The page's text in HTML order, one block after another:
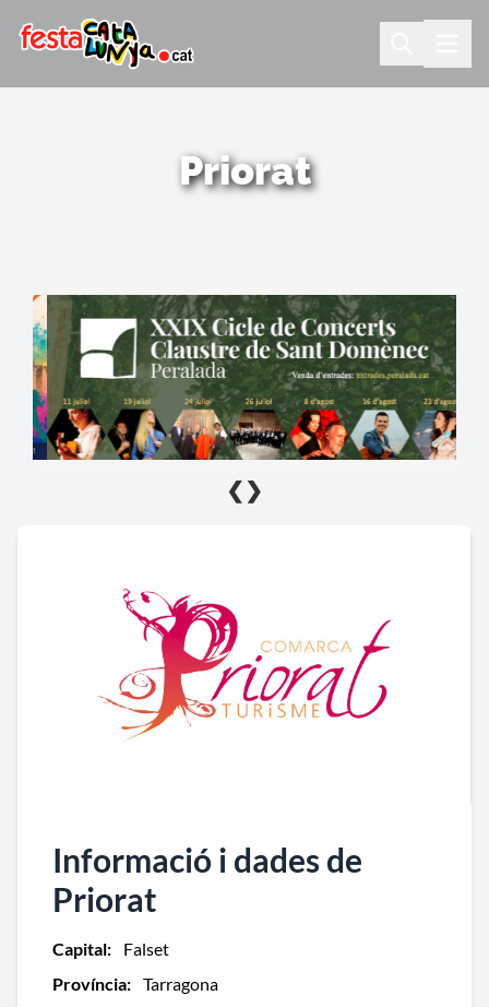
Priorat
❮ ❯
Informació i dades de
Priorat
Capital:
Falset
Província: Tarragona